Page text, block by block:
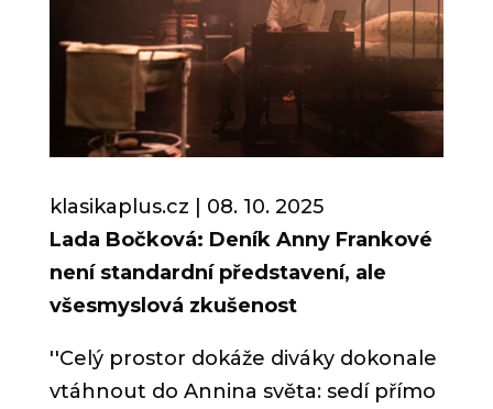
klasikaplus.cz | 08. 10.2025
Lada Bočková: Deník Anny Frankové
není standardní představení, ale
všesmyslová zkušenost
''Celý prostor dokáže diváky dokonale
vtáhnout do Annina světa: sedí přímo